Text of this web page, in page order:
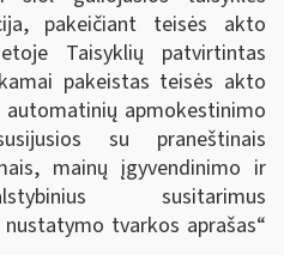
pakeičiant teisės akto
Taisyklių patvirtintas
pakeistas teisės akto
apmokestinimo
su praneštinais
mainų įgyvendinimo ir
susitarimus
tvarkos aprašas“